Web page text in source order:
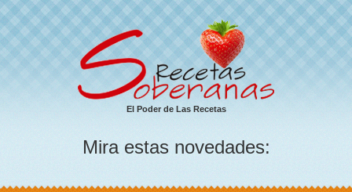
El Poder de Las Recetas
Mira estas novedades: